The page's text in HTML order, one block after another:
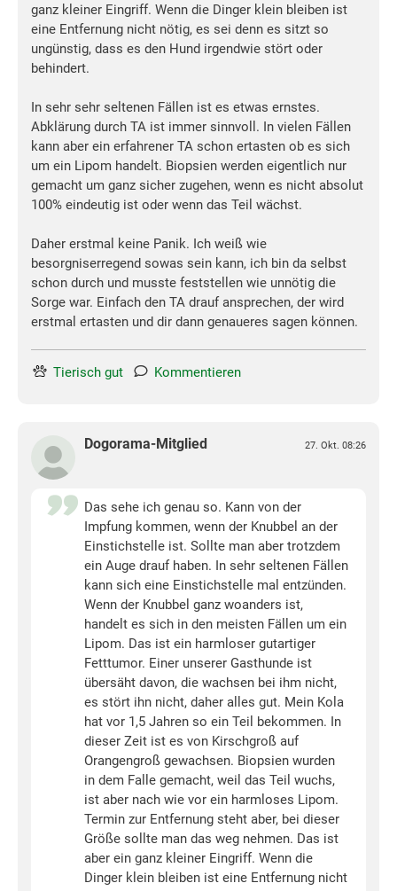
ganz kleiner Eingriff. Wenn die Dinger klein bleiben ist
eine Entfernung nicht nötig, es sei denn es sitzt so
ungünstig, dass es den Hund irgendwie stört oder
behindert.
In sehr sehr seltenen Fällen ist es etwas ernstes.
Abklärung durch TA ist immer sinnvoll. In vielen Fällen
kann aber ein erfahrener TA schon ertasten ob es sich
um ein Lipom handelt. Biopsien werden eigentlich nur
gemacht um ganz sicher zugehen, wenn es nicht absolut
100% eindeutig ist oder wenn das Teil wächst.
Daher erstmal keine Panik. Ich weiß wie
besorgniserregend sowas sein kann, ich bin da selbst
schon durch und musste feststellen wie unnötig die
Sorge war. Einfach den TA drauf ansprechen, der wird
erstmal ertasten und dir dann genaueres sagen können.
Tierisch gut Kommentieren
Dogorama-Mitglied 27. Okt. 08:26
Das sehe ich genau so. Kann von der
Impfung kommen, wenn der Knubbel an der
Einstichstelle ist. Sollte man aber trotzdem
ein Auge drauf haben. In sehr seltenen Fällen
kann sich eine Einstichstelle mal entzünden.
Wenn der Knubbel ganz woanders ist,
handelt es sich in den meisten Fällen um ein
Lipom. Das ist ein harmloser gutartiger
Fetttumor. Einer unserer Gasthunde ist
übersäht davon, die wachsen bei ihm nicht,
es stört ihn nicht, daher alles gut. Mein Kola
hat vor 1,5 Jahren so ein Teil bekommen. In
dieser Zeit ist es von Kirschgroß auf
Orangengroß gewachsen. Biopsien wurden
in dem Falle gemacht, weil das Teil wuchs,
ist aber nach wie vor ein harmloses Lipom.
Termin zur Entfernung steht aber, bei dieser
Größe sollte man das weg nehmen. Das ist
aber ein ganz kleiner Eingriff. Wenn die
Dinger klein bleiben ist eine Entfernung nicht